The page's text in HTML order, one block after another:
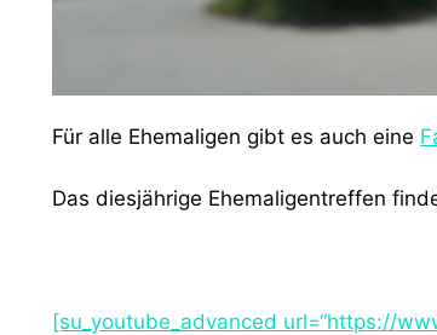
Für alle Ehemaligen gibt es auch eine
Das diesjährige Ehemaligentreffen
[su_youtube_advanced url=“https://